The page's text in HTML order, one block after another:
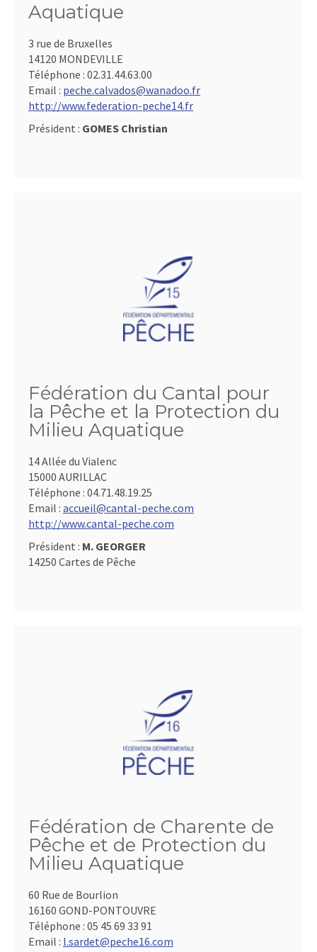
Aquatique
3 rue de Bruxelles
14120 MONDEVILLE
Téléphone : 02.31.44.63.00
Email : peche.calvados@wanadoo.fr
http://www.federation-peche14.fr
Président : GOMES Christian
Fédération du Cantal pour
la Pêche et la Protection du
Milieu Aquatique
14 Allée du Vialenc
15000 AURILLAC
Téléphone : 04.71.48.19.25
Email : accueil@cantal-peche.com
http://www.cantal-peche.com
Président : M. GEORGER
14250 Cartes de Pêche
Fédération de Charente de
Pêche et de Protection du
Milieu Aquatique
60 Rue de Bourlion
16160 GOND-PONTOUVRE
Téléphone : 05 45 69 33 91
Email : l.sardet@peche16.com